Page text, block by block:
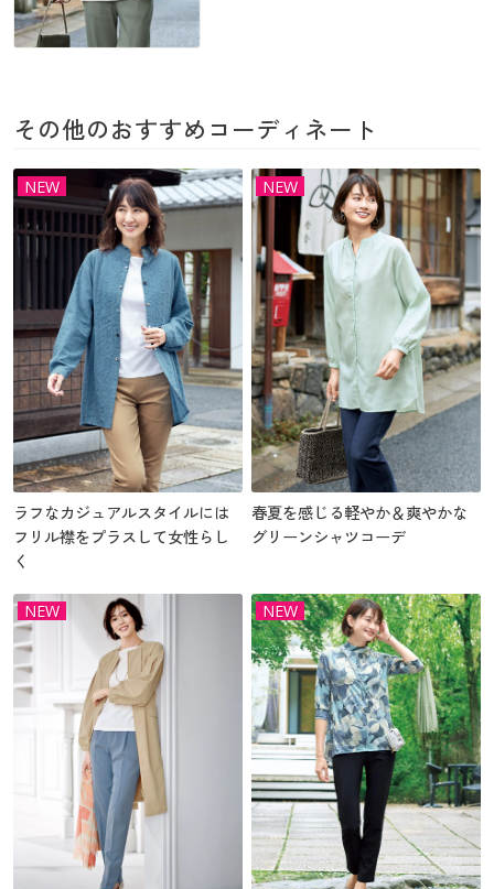
会員メニュー
閲覧履歴
お気に入り
サポート
ご利用ガイド
よくある質問とお問い合わせ
マイページ
サポート
ご利用ガイド
よくある質問とお問い合わせ
その他のおすすめコーディネート
NEW
ラフなカジュアルスタイルには
フリル襟をプラスして女性らし
く
NEW
春夏を感じる軽やか＆爽やかな
グリーンシャツコーデ
NEW NEW